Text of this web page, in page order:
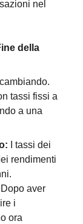
nel
della
tassi fissi a
a una
I tassi dei
rendimenti
Dopo aver
i
ora